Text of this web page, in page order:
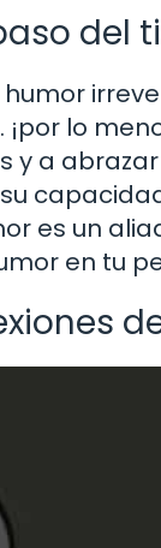
del
lo
y a
es un
en tu